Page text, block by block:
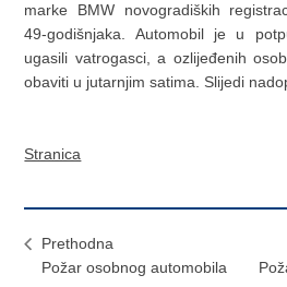
marke BMW novogradiških
49-godišnjaka. Automobil je u
ugasili vatrogasci, a ozlijeđenih
obaviti u jutarnjim satima. Slijedi
Stranica
Prethodna
Požar osobnog automobila